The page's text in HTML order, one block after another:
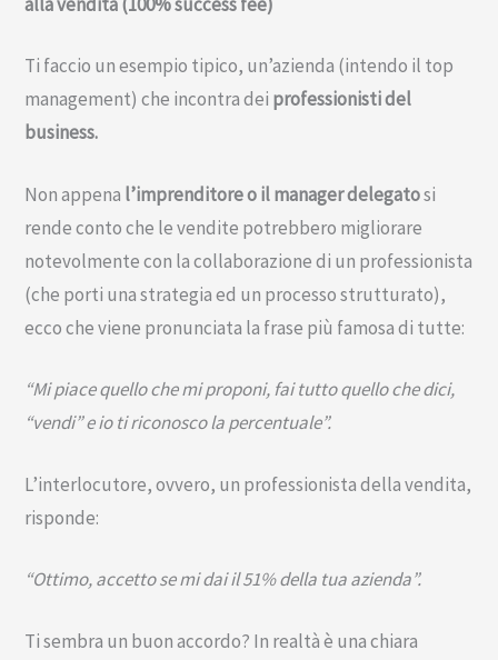
Ti faccio un esempio tipico, un’azienda (intendo il top
management) che incontra dei professionisti del
business.
Non appena l’imprenditore o il manager delegatosi
rende conto che le vendite potrebbero migliorare
notevolmente con la collaborazione di un professionista
(che porti una strategia ed un processo strutturato),
ecco che viene pronunciata la frase più famosa di tutte:
“Mi piace quello che mi proponi, fai tutto quello che dici,
“vendi” e io ti riconosco la percentuale”.
L’interlocutore, ovvero, un professionista della vendita,
risponde:
“Ottimo, accetto se mi dai il 51% della tua azienda”.
Ti sembra un buon accordo? In realtà è una chiara